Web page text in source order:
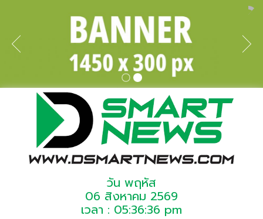
วัน พฤหัส
06 สิงหาคม 2569
เวลา : 05:36:36 pm